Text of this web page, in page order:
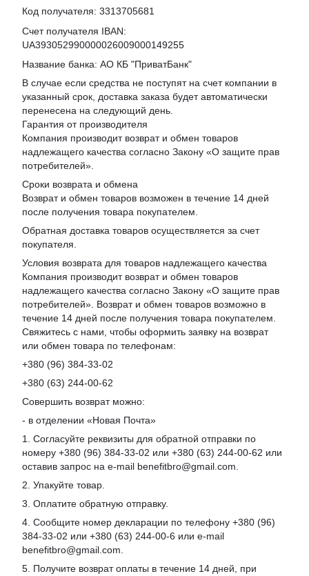
Код получателя: 3313705681
Счет получателя IBAN:
UA393052990000026009000149255
Название банка: АО КБ "ПриватБанк"
В случае если средства не поступят на счет компании в
указанный срок, доставка заказа будет автоматически
перенесена на следующий день.
Гарантия от производителя
Компания производит возврат и обмен товаров
надлежащего качества согласно Закону «О защите прав
потребителей».
Сроки возврата и обмена
Возврат и обмен товаров возможен в течение 14 дней
после получения товара покупателем.
Обратная доставка товаров осуществляется за счет
покупателя.
Условия возврата для товаров надлежащего качества
Компания производит возврат и обмен товаров
надлежащего качества согласно Закону «О защите прав
потребителей». Возврат и обмен товаров возможно в
течение 14 дней после получения товара покупателем.
Свяжитесь с нами, чтобы оформить заявку на возврат
или обмен товара по телефонам:
+380 (96) 384-33-02
+380 (63) 244-00-62
Совершить возврат можно:
- в отделении «Новая Почта»
1. Согласуйте реквизиты для обратной отправки по
номеру +380 (96) 384-33-02 или +380 (63) 244-00-62 или
оставив запрос на e-mail benefitbro@gmail.com.
2. Упакуйте товар.
3. Оплатите обратную отправку.
4. Сообщите номер декларации по телефону +380 (96)
384-33-02 или +380 (63) 244-00-6 или e-mail
benefitbro@gmail.com.
5. Получите возврат оплаты в течение 14 дней, при